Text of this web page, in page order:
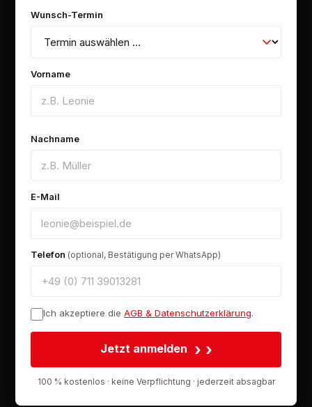
Wunsch-Termin
Vorname
Nachname
E-Mail
Telefon (optional, Bestätigung per WhatsApp)
Ich akzeptiere die AGB & Datenschutzerklärung.
Jetzt anmelden ›
100 % kostenlos · keine Verpflichtung · jederzeit absagbar